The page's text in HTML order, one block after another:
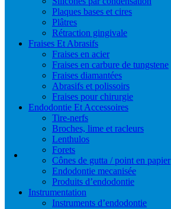
Plaques bases et cires
Plâtres
Rétraction gingivale
Fraises Et Abrasifs
Fraises en acier
Fraises en carbure de tungstene
Fraises diamantées
Abrasifs et polissoirs
Fraises pour chirurgie
Endodontie Et Accessoires
Tire-nerfs
Broches, lime et racleurs
Lenthulos
Forets
Cônes de gutta / point en papier
Endodontie mecanisée
Produits d’endodontie
Instrumentation
Instruments d’endodontie